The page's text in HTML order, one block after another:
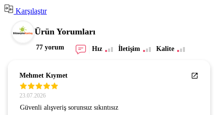
Karşılaştır
Ürün Yorumları
77 yorum Hız İletişim Kalite
Mehmet Kıymet
23.07.2026
Güvenli alışveriş sorunsuz sıkıntısız